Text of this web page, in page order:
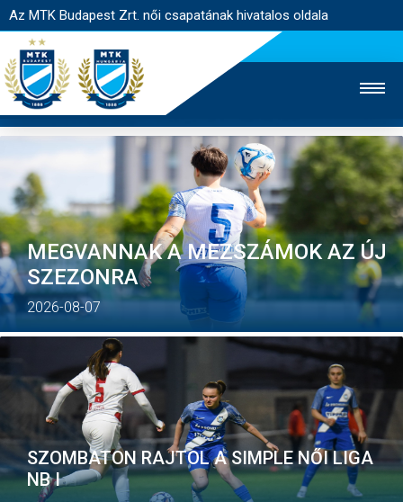
Az MTK Budapest Zrt. női csapatának hivatalos oldala
MTK TV FÉRFI CSAPAT
AKADÉMIA
JEGYÉRTÉKESÍTÉS
WEBSHOP
STADION
EGYESÜLET
KAPCSOLAT
NYITÓLAP
CSAPAT
MÉRKŐZÉSEK
JELENTKEZÉS
MEGVANNAK A MEZSZÁMOK AZ ÚJ
SZEZONRA
2026-08-07
SZOMBATON RAJTOL A SIMPLE NŐI LIGA
NB I